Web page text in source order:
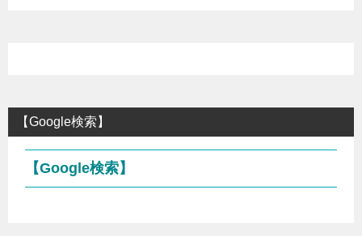
【Google検索】
【Google検索】